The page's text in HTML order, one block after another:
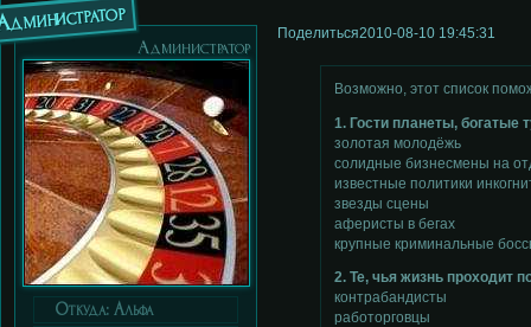
Поделиться2010-08-10 19:45:31
Администратор
Откуда: Альфа
Возможно, этот список
1. Гости планеты, богатые
золотая молодёжь
солидные бизнесмены на
известные политики
звезды сцены
аферисты в бегах
крупные криминальные
2. Те, чья жизнь проходит
контрабандисты
работорговцы